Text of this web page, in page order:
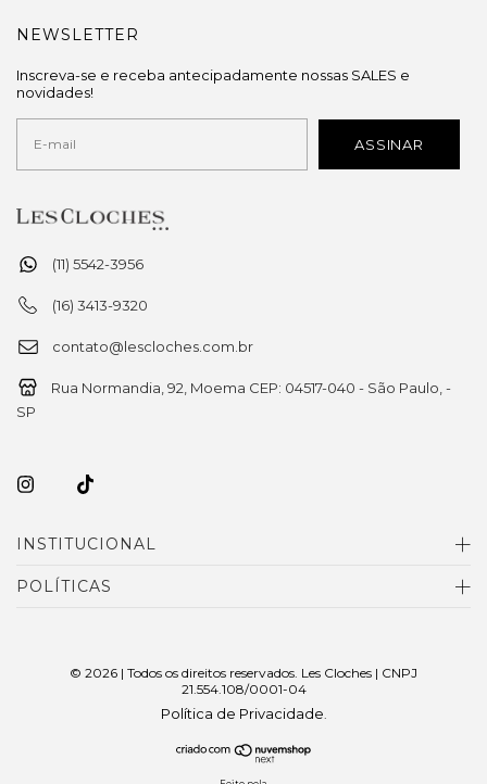
(11) 5542-3956
(16) 3413-9320
contato@lescloches.com.br
Rua Normandia, 92, Moema CEP: 04517-040 - São Paulo, -
SP
INSTITUCIONAL
POLÍTICAS
NEWSLETTER
Inscreva-se e receba antecipadamente nossas SALES e
novidades!
© 2026 | Todos os direitos reservados. Les Cloches | CNPJ
21.554.108/0001-04
Política de Privacidade